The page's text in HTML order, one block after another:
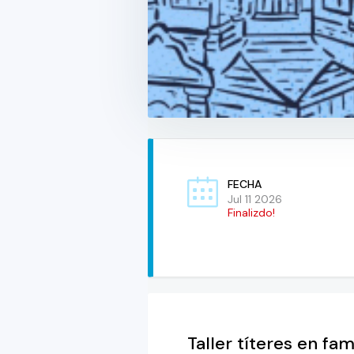
FECHA
Jul 11 2026
Finalizdo!
Taller títeres en